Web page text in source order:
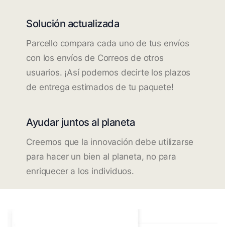
Solución actualizada
Parcello compara cada uno de tus envíos
con los envíos de Correos de otros
usuarios. ¡Así podemos decirte los plazos
de entrega estimados de tu paquete!
Ayudar juntos al planeta
Creemos que la innovación debe utilizarse
para hacer un bien al planeta, no para
enriquecer a los individuos.